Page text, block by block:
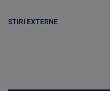
STIRI EXTERNE